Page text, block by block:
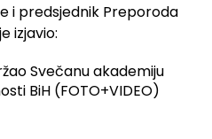
i predsjednik Preporoda
izjavio: